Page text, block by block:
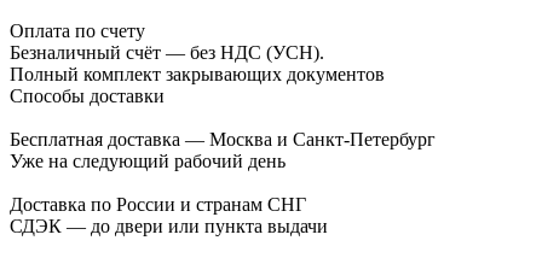
Оплата по счету
Безналичный счёт — без НДС (УСН).
Полный комплект закрывающих документов
Способы доставки
Бесплатная доставка — Москва и Санкт-Петербург
Уже на следующий рабочий день
Доставка по России и странам СНГ
СДЭК — до двери или пункта выдачи